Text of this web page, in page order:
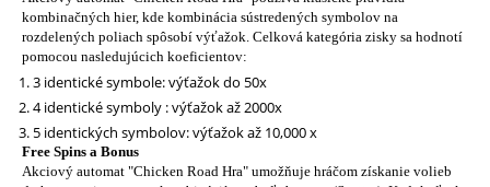
kombinačných hier, kde kombinácia sústredených symbolov na
rozdelených poliach spôsobí výťažok. Celková kategória zisky sa hodnotí
pomocou nasledujúcich koeficientov:
3 identické symbole: výťažok do 50x
4 identické symboly : výťažok až 2000x
5 identických symbolov: výťažok až 10,000 x
Free Spins a Bonus
Akciový automat "Chicken Road Hra" umožňuje hráčom získanie volieb